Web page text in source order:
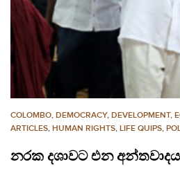
COLOMBO, DEMOCRACY, DEVELOPMENT,
ARTICLES, HUMAN RIGHTS, LIFE QUIPS,
නරක දශාවට එන අන්තවාදය